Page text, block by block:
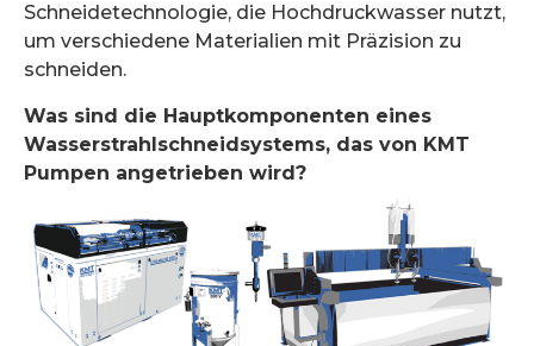
Schneidetechnologie, die Hochdruckwasser nutzt,
um verschiedene Materialien mit Präzision zu
schneiden.
Was sind die Hauptkomponenten eines
Wasserstrahlschneidsystems, das von KMT
Pumpen angetrieben wird?